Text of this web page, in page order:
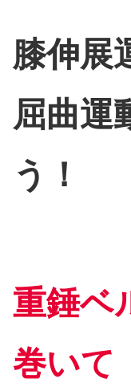
膝伸展
屈曲運
う！
重錘ベ
巻いて